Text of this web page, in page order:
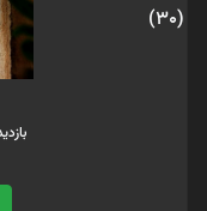
(30)
بازدید: 278 - کد